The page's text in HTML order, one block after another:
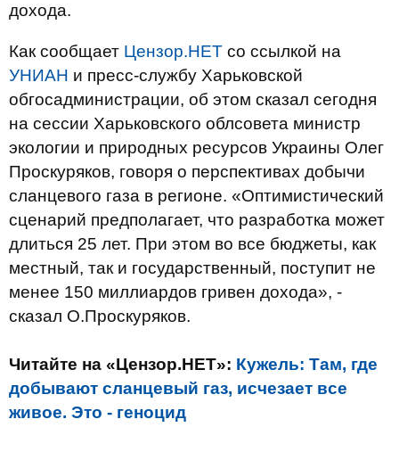
дохода.
Как сообщает Цензор.НЕТ со ссылкой на
УНИАН и пресс-службу Харьковской
обгосадминистрации, об этом сказал сегодня
на сессии Харьковского облсовета министр
экологии и природных ресурсов Украины Олег
Проскуряков, говоря о перспективах добычи
сланцевого газа в регионе. «Оптимистический
сценарий предполагает, что разработка может
длиться 25 лет. При этом во все бюджеты, как
местный, так и государственный, поступит не
менее 150 миллиардов гривен дохода», -
сказал О.Проскуряков.
Читайте на «Цензор.НЕТ»: Кужель: Там, где
добывают сланцевый газ, исчезает все
живое. Это - геноцид